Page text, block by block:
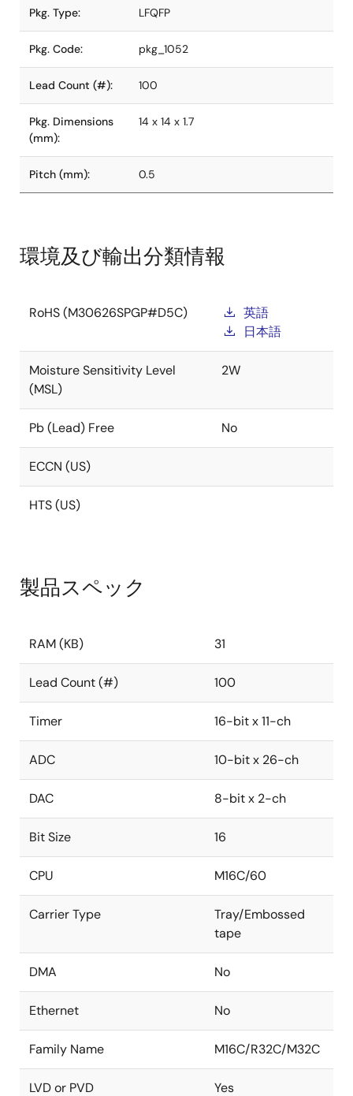
Pkg. Type: LFQFP
Pkg. Code: pkg_1052
Lead Count (#): 100
Pkg. Dimensions
(mm):
14 x 14 x 1.7
Pitch (mm): 0.5
環境及び輸出分類情報
RoHS (M30626SPGP#D5C)
英語
日本語
Moisture Sensitivity Level
(MSL)
2W
Pb (Lead) Free No
ECCN (US)
HTS (US)
製品スペック
RAM (KB) 31
Lead Count (#) 100
Timer 16-bit x 11-ch
ADC 10-bit x 26-ch
DAC 8-bit x 2-ch
Bit Size 16
CPU M16C/60
Carrier Type
Tray/Embossed
tape
DMA No
Ethernet No
Family Name M16C/R32C/M32C
LVD or PVD Yes